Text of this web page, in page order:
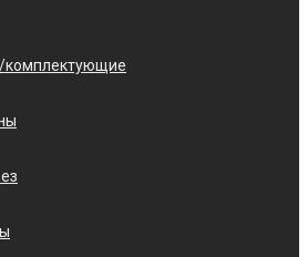
комплектующие